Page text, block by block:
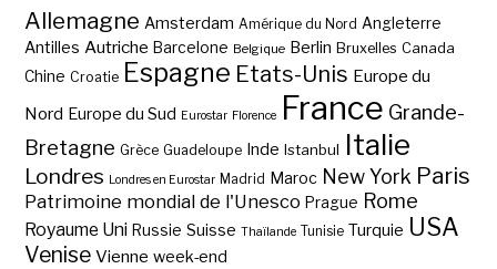
Allemagne Amsterdam Amérique du Nord Angleterre
Antilles Autriche Barcelone Belgique Berlin Bruxelles Canada
Chine Croatie Espagne Etats-Unis Europe du
Nord Europe du Sud Eurostar Florence France Grande-
Bretagne Grèce Guadeloupe Inde Istanbul Italie
Londres Londres en Eurostar Madrid Maroc New York Paris
Patrimoine mondial de l'Unesco Prague Rome
Royaume Uni Russie Suisse Thaïlande Tunisie Turquie USA
Venise Vienne week-end